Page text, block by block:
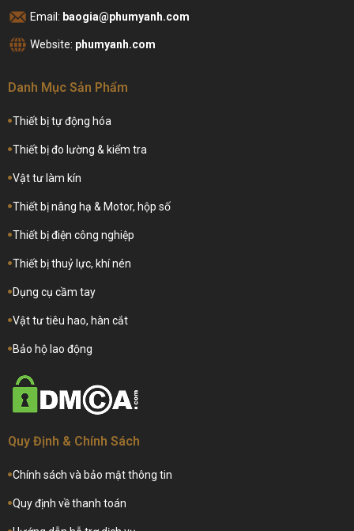
Email: baogia@phumyanh.com
Website: phumyanh.com
Danh Mục Sản Phẩm
Thiết bị tự động hóa
Thiết bị đo lường & kiểm tra
Vật tư làm kín
Thiết bị nâng hạ & Motor, hộp số
Thiết bị điện công nghiệp
Thiết bị thuỷ lực, khí nén
Dụng cụ cầm tay
Vật tư tiêu hao, hàn cắt
Bảo hộ lao động
Quy Định & Chính Sách
Chính sách và bảo mật thông tin
Quy định về thanh toán